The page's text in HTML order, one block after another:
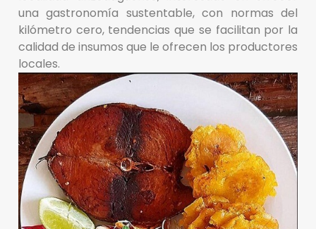
una gastronomía sustentable, con normas del
kilómetro cero, tendencias que se facilitan por la
calidad de insumos que le ofrecen los productores
locales.